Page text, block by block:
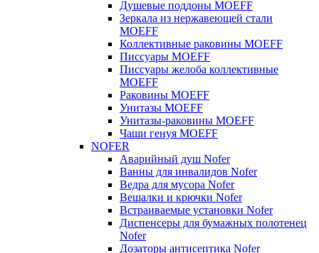
Душевые поддоны MOEFF
Зеркала из нержавеющей стали
MOEFF
Коллективные раковины MOEFF
Писсуары MOEFF
Писсуары желоба коллективные
MOEFF
Раковины MOEFF
Унитазы MOEFF
Унитазы-раковины MOEFF
Чаши генуя MOEFF
NOFER
Аварийный душ Nofer
Ванны для инвалидов Nofer
Ведра для мусора Nofer
Вешалки и крючки Nofer
Встраиваемые установки Nofer
Диспенсеры для бумажных полотенец
Nofer
Дозаторы антисептика Nofer